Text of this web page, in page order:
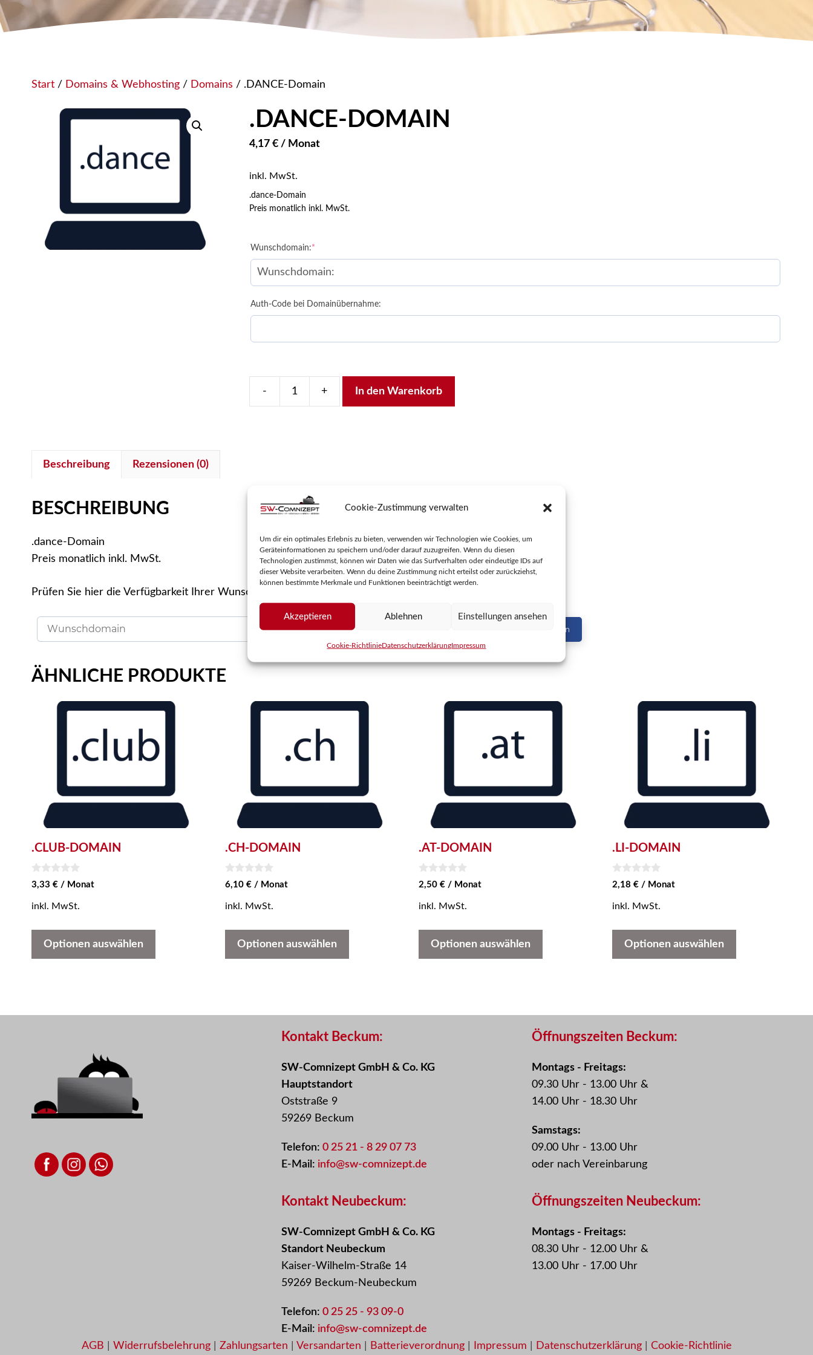
Cookie-Zustimmung verwalten
Um dir ein optimales Erlebnis zu bieten, verwenden wir Technologien wie Cookies, um
Geräteinformationen zu speichern und/oder darauf zuzugreifen. Wenn du diesen
Technologien zustimmst, können wir Daten wie das Surfverhalten oder eindeutige IDs auf
dieser Website verarbeiten. Wenn du deine Zustimmung nicht erteilst oder zurückziehst,
können bestimmte Merkmale und Funktionen beeinträchtigt werden.
Akzeptieren Ablehnen Einstellungen ansehen
Cookie-RichtlinieDatenschutzerklärungImpressum
Start / Domains & Webhosting / Domains / .DANCE-Domain
.DANCE-DOMAIN
4,17 € / Monat
inkl. MwSt.
.dance-Domain
Preis monatlich inkl. MwSt.
Wunschdomain:*(required)
Auth-Code bei Domainübernahme:
- + In den Warenkorb
Beschreibung Rezensionen (0)
BESCHREIBUNG
.dance-Domain
Preis monatlich inkl. MwSt.
Prüfen Sie hier die Verfügbarkeit Ihrer Wunschdomain:
Prüfen
ÄHNLICHE PRODUKTE
.CLUB-DOMAIN
0
v
n
3,33 € / Monat
inkl. MwSt.
Optionen auswählen
.CH-DOMAIN
0
v
n
6,10 € / Monat
inkl. MwSt.
Optionen auswählen
.AT-DOMAIN
0
v
n
2,50 € / Monat
inkl. MwSt.
Optionen auswählen
.LI-DOMAIN
0
v
n
2,18 € / Monat
inkl. MwSt.
Optionen auswählen
Kontakt Beckum:
SW-Comnizept GmbH & Co. KG
Hauptstandort
Oststraße 9
59269 Beckum
Telefon:0 25 21 - 8 29 07 73
E-Mail: info@sw-comnizept.de
Kontakt Neubeckum:
SW-Comnizept GmbH & Co. KG
Standort Neubeckum
Kaiser-Wilhelm-Straße 14
59269 Beckum-Neubeckum
Telefon:0 25 25 - 93 09-0
E-Mail: info@sw-comnizept.de
Öffnungszeiten Beckum:
Montags - Freitags:
09.30 Uhr - 13.00 Uhr &
14.00 Uhr - 18.30 Uhr
Samstags:
09.00 Uhr - 13.00 Uhr
oder nach Vereinbarung
Öffnungszeiten Neubeckum:
Montags - Freitags:
08.30 Uhr - 12.00 Uhr &
13.00 Uhr - 17.00 Uhr
AGB Widerrufsbelehrung Zahlungsarten Versandarten Batterieverordnung Impressum Datenschutzerklärung| Cookie-Richtlinie